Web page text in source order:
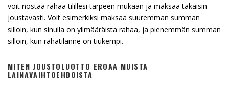
voit nostaa rahaa tilillesi tarpeen mukaan ja maksaa takaisin
joustavasti. Voit esimerkiksi maksaa suuremman summan
silloin, kun sinulla on ylimääräistä rahaa, ja pienemmän summan
silloin, kun rahatilanne on tiukempi.
MITEN JOUSTOLUOTTO EROAA MUISTA
LAINAVAIHTOEHDOISTA